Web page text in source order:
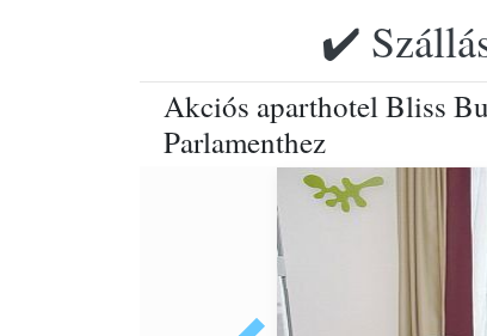
✔️
Akciós aparthotel Bliss
Parlamenthez